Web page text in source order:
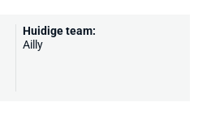
Huidige team:
Ailly